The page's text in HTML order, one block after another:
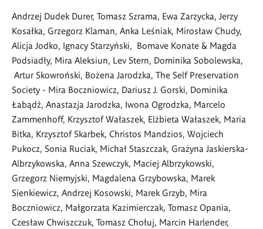
Andrzej Dudek Durer, Tomasz Szrama, Ewa Zarzycka, Jerzy
Kosałka, Grzegorz Klaman, Anka Leśniak, Mirosław Chudy,
Alicja Jodko, Ignacy Starzyński, Bomave Konate & Magda
Podsiadły, Mira Aleksiun, Lev Stern, Dominika Sobolewska,
Artur Skowroński, Bożena Jarodzka, The Self Preservation
Society - Mira Boczniowicz, Dariusz J. Gorski, Dominika
Łabądź, Anastazja Jarodzka, Iwona Ogrodzka, Marcelo
Zammenhoff, Krzysztof Wałaszek, Elżbieta Wałaszek, Maria
Bitka, Krzysztof Skarbek, Christos Mandzios, Wojciech
Pukocz, Sonia Ruciak, Michał Staszczak, Grażyna Jaskierska-
Albrzykowska, Anna Szewczyk, Maciej Albrzykowski,
Grzegorz Niemyjski, Magdalena Grzybowska, Marek
Sienkiewicz, Andrzej Kosowski, Marek Grzyb, Mira
Boczniowicz, Małgorzata Kazimierczak, Tomasz Opania,
Czesław Chwiszczuk, Tomasz Chołuj, Marcin Harlender,